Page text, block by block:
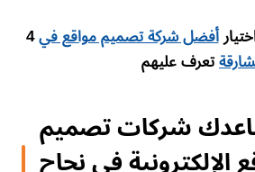
أفضل شركة تصميم مواقع في
تعرف عليهم
شركات تصميم